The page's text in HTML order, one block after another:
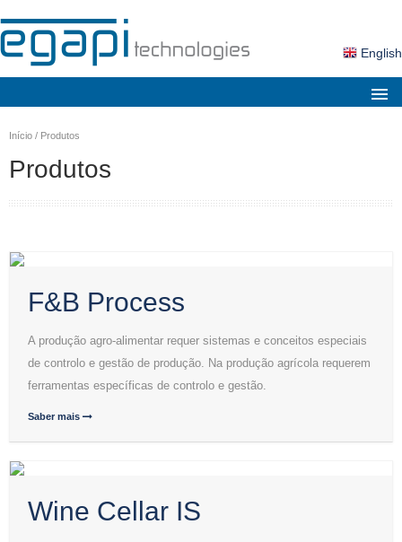
English
Serviços
Pesquisa
Início / Produtos
Produtos
F&B Process
A produção agro-alimentar requer sistemas e conceitos especiais
de controlo e gestão de produção. Na produção agrícola requerem
ferramentas específicas de controlo e gestão.
Saber mais
Wine Cellar IS